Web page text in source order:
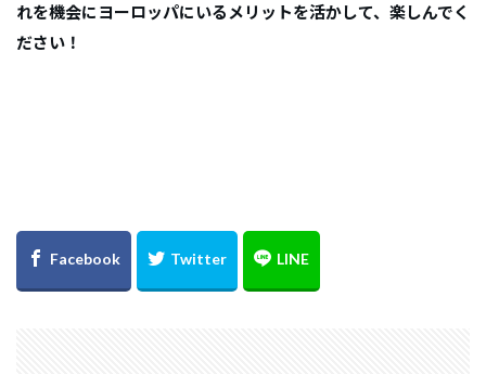
れを機会にヨーロッパにいるメリットを活かして、楽しんでく
ださい！